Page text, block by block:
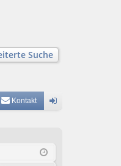
Suche
Kontakt